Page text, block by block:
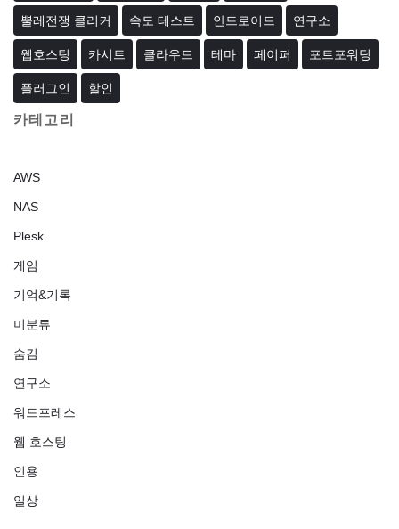
뿔레전쟁 클리커 속도 테스트 안드로이드 연구소
웹호스팅 카시트 클라우드 테마 페이퍼 포트포워딩
플러그인 할인
카테고리
AWS
NAS
Plesk
게임
기억&기록
미분류
숨김
연구소
워드프레스
웹 호스팅
인용
일상